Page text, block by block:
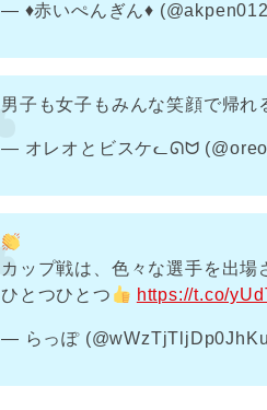
— ♦️赤いぺんぎん♦️
男子も女子もみんな笑顔で帰れ
— オレオとビスケᓚᘏᗢ
カップ戦は、色々な選手を出場
ひとつひとつ
https://t.co/
— らっぽ